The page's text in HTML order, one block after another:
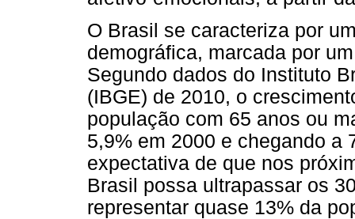
O Brasil se caracteriza por
demográfica, marcada por
Segundo dados do Instituto
(IBGE) de 2010, o
população com 65 anos ou
5,9% em 2000 e chegando a
expectativa de que nos
Brasil possa ultrapassar os
representar quase 13% da